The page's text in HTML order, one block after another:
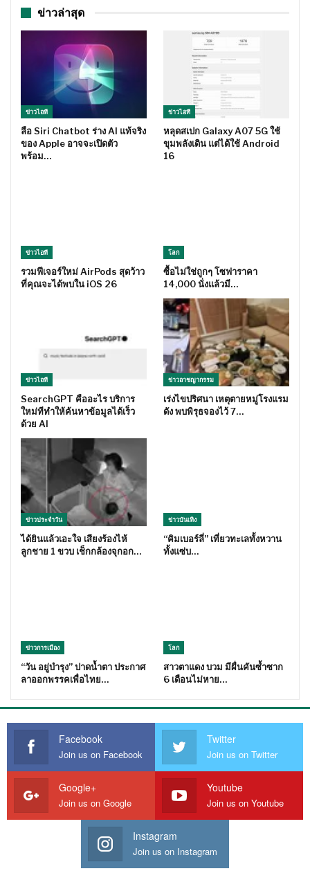
ข่าวล่าสุด
ข่าวไอที
ลือ Siri Chatbot ร่าง AI แท้จริง
ของ Apple อาจจะเปิดตัว
พร้อม…
ข่าวไอที
หลุดสเปก Galaxy A07 5G ใช้
ขุมพลังเดิน แต่ได้ใช้ Android
16
ข่าวไอที
รวมฟีเจอร์ใหม่ AirPods สุดว้าว
ที่คุณจะได้พบใน iOS 26
โลก
ซื้อไม่ใช่ถูกๆ โซฟาราคา
14,000 นั่งแล้วมี…
ข่าวไอที
SearchGPT คืออะไร บริการ
ใหม่ทีทำให้ค้นหาข้อมูลได้เร็ว
ด้วย AI
ข่าวอาชญากรรม
เร่งไขปริศนา เหตุตายหมู่โรงแรม
ดัง พบพิรุธจองไว้ 7…
ข่าวประจำวัน
ได้ยินแล้วเอะใจ เสียงร้องไห้
ลูกชาย 1 ขวบ เช็กกล้องจุกอก…
ข่าวบันเทิง
“คิมเบอร์ลี่” เที่ยวทะเลทั้งหวาน
ทั้งแซ่บ…
ข่าวการเมือง
“วัน อยู่บำรุง” ปาดน้ำตา ประกาศ
ลาออกพรรคเพื่อไทย…
โลก
สาวตาแดง บวม มีผื่นคันซ้ำซาก
6 เดือนไม่หาย…
Facebook
Join us on Facebook
Twitter
Join us on Twitter
Google+
Join us on Google
Youtube
Join us on Youtube
Instagram
Join us on Instagram